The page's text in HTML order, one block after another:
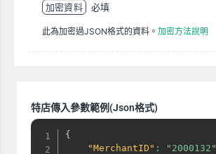
加密資料
必填
此為加密過JSON格式的資料。 加密方法說明
特店傳入參數範例(Json格式)
{
"MerchantID" : "2000132"